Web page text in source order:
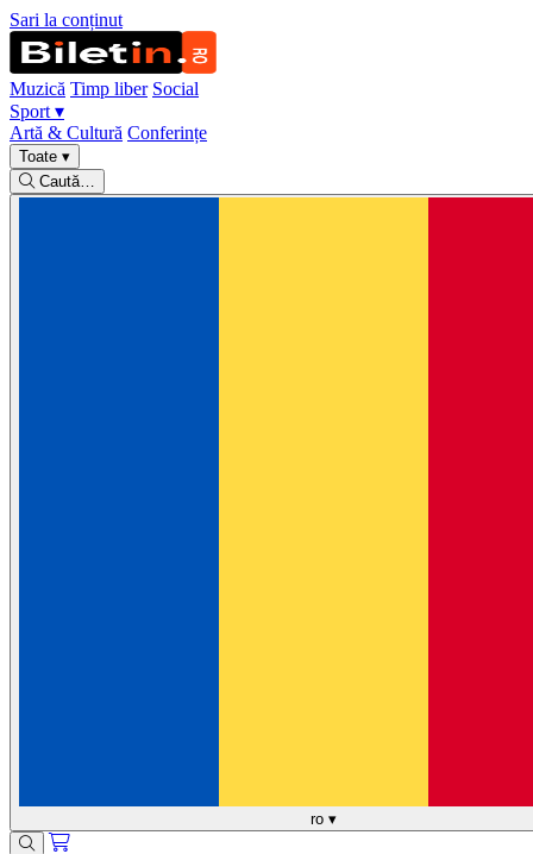
Sari la conținut
Muzică Timp liber Social
Sport ▾
Artă & Cultură Conferințe
Toate ▾
Caută…
ro ▾